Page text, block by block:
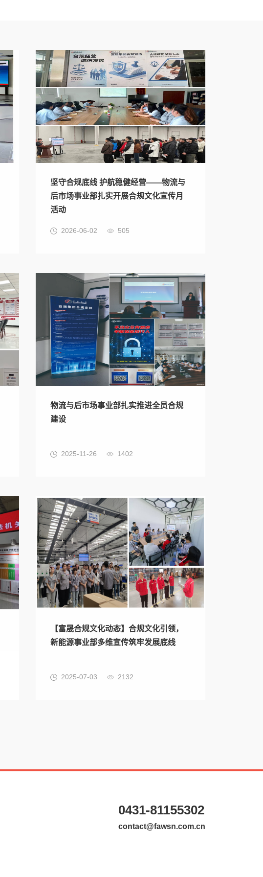
坚守合规底线 护航稳健经营——物流与
后市场事业部扎实开展合规文化宣传月
活动
2026-06-02 505
物流与后市场事业部扎实推进全员合规
建设
2025-11-26 1402
【富晟合规文化动态】合规文化引领，
新能源事业部多维宣传筑牢发展底线
2025-07-03 2132
0431-81155302
contact@fawsn.com.cn